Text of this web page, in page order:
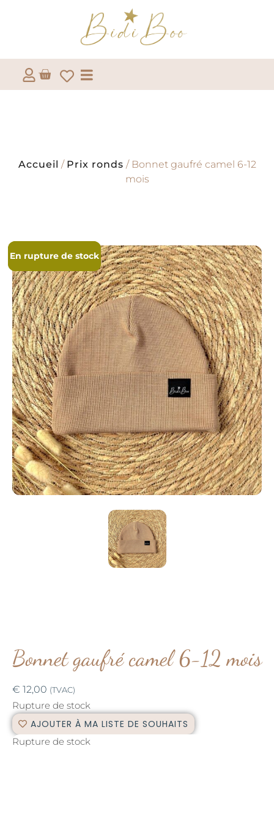
Accueil / Prix ronds / Bonnet gaufré camel 6-12
mois
En rupture de stock
En rupture de stock
Bonnet gaufré camel 6-12 mois
€ 12,00 (TVAC)
Rupture de stock
AJOUTER À MA LISTE DE SOUHAITS
Rupture de stock